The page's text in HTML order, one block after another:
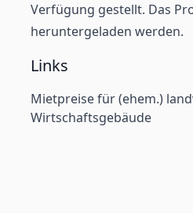
Verfügung gestellt. Das
heruntergeladen werden.
Links
Mietpreise für (ehem.)
Wirtschaftsgebäude